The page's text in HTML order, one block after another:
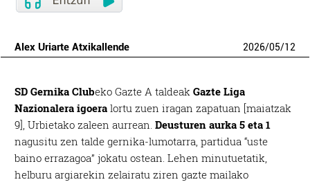
Alex Uriarte Atxikallende 2026/05/12
SD Gernika Clubeko Gazte A taldeak Gazte Liga
Nazionalera igoera lortu zuen iragan zapatuan [maiatzak
9], Urbietako zaleen aurrean.Deusturen aurka 5 eta 1
nagusitu zen talde gernika-lumotarra, partidua “uste
baino errazagoa” jokatu ostean. Lehen minutuetatik,
helburu argiarekin zelairatu ziren gazte mailako